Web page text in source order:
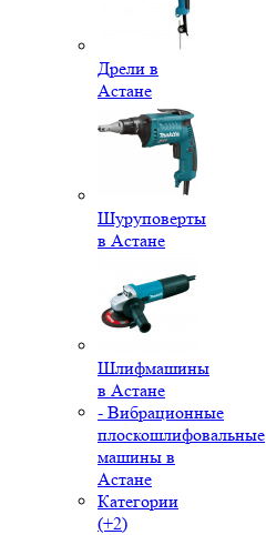
Дрели в
Астане
Шуруповерты
в Астане
Шлифмашины
в Астане
- Вибрационные
плоскошлифовальные
машины в
Астане
Категории
(+2)